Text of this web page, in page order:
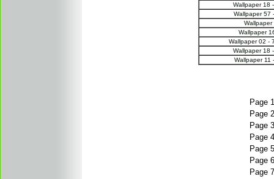
Wallpaper 18
Wallpaper 57
Wallpaper
Wallpaper 02 -
Wallpaper 18
Wallpaper 11
Page 1
Page 2
Page 3
Page 4
Page 5
Page 6
Page 7